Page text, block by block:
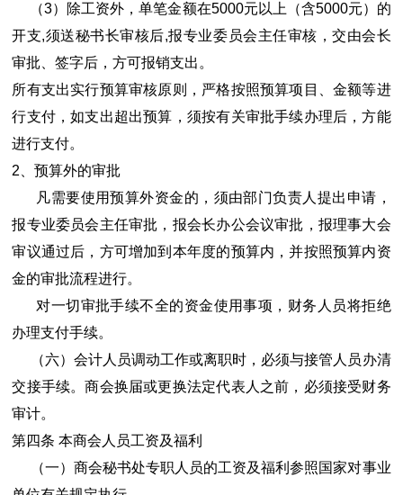
（3）除工资外，单笔金额在5000元以上（含5000元）的
开支,须送秘书长审核后,报专业委员会主任审核，交由会长
审批、签字后，方可报销支出。
所有支出实行预算审核原则，严格按照预算项目、金额等进
行支付，如支出超出预算，须按有关审批手续办理后，方能
进行支付。
2、预算外的审批
凡需要使用预算外资金的，须由部门负责人提出申请，
报专业委员会主任审批，报会长办公会议审批，报理事大会
审议通过后，方可增加到本年度的预算内，并按照预算内资
金的审批流程进行。
对一切审批手续不全的资金使用事项，财务人员将拒绝
办理支付手续。
（六）会计人员调动工作或离职时，必须与接管人员办清
交接手续。商会换届或更换法定代表人之前，必须接受财务
审计。
第四条 本商会人员工资及福利
（一）商会秘书处专职人员的工资及福利参照国家对事业